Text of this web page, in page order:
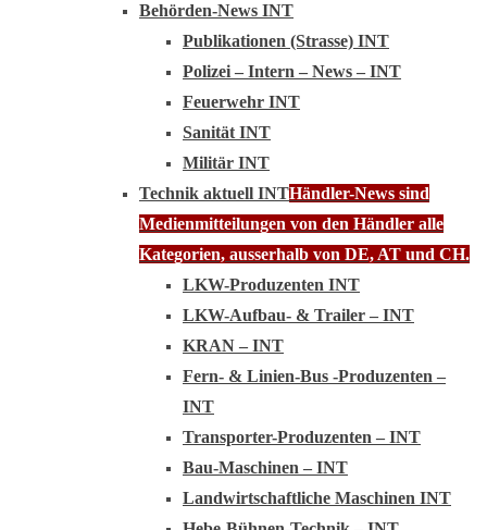
Behörden-News INT
Publikationen (Strasse) INT
Polizei – Intern – News – INT
Feuerwehr INT
Sanität INT
Militär INT
Technik aktuell INTHändler-News sind
Medienmitteilungen von den Händler alle
Kategorien, ausserhalb von DE, AT und CH.
LKW-Produzenten INT
LKW-Aufbau- & Trailer – INT
KRAN – INT
Fern- & Linien-Bus -Produzenten –
INT
Transporter-Produzenten – INT
Bau-Maschinen – INT
Landwirtschaftliche Maschinen INT